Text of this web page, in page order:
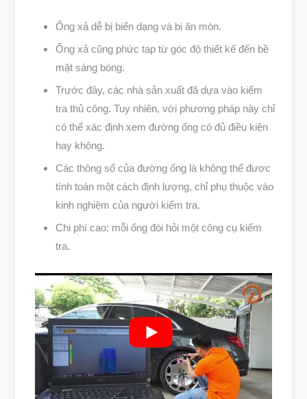
3D_Altair
Dịch Vụ Kiểm Tra Chất Lượng
Dịch vụ thiết kế khuôn đúc
Giải Pháp
Automotive
Industries
Video
Liên Hệ
Ống xả dễ bị biến dạng và bị ăn mòn.
Ống xả cũng phức tạp từ góc độ thiết kế đến bề
mặt sáng bóng.
Trước đây, các nhà sản xuất đã dựa vào kiểm
tra thủ công. Tuy nhiên, với phương pháp này chỉ
có thể xác định xem đường ống có đủ điều kiện
hay không.
Các thông số của đường ống là không thể được
tính toán một cách định lượng, chỉ phụ thuộc vào
kinh nghiệm của người kiểm tra.
Chi phí cao: mỗi ống đòi hỏi một công cụ kiểm
tra.